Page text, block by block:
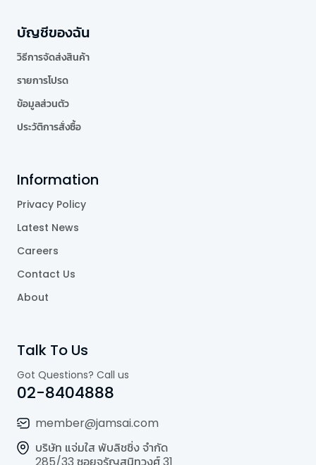
บัญชีของฉัน
วิธีการจัดส่งสินค้า
รายการโปรด
ข้อมูลส่วนตัว
ประวัติการสั่งซื้อ
Information
Privacy Policy
Latest News
Careers
Contact Us
About
Talk To Us
Got Questions? Call us
02-8404888
member@jamsai.com
บริษัท แจ่มใส พับลิชชิ่ง จำกัด
285/33 ซอยจรัญสนิทวงศ์ 31